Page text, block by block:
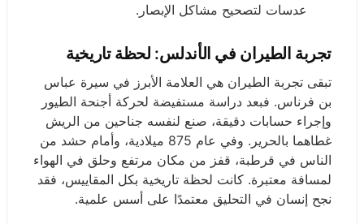
عدسات لتصحيح مشاكل الإبصار.
تجربة الطيران في الأندلس: لحظة تاريخية
تبقى تجربة الطيران هي العلامة الأبرز في سيرة عباس
بن فرناس. فبعد دراسة مستفيضة لحركة أجنحة الطيور
وإجراء حسابات دقيقة، صنع لنفسه جناحين من الريش
غطاهما بالحرير. وفي عام 875 ميلادية، وأمام حشد من
الناس في قرطبة، قفز من مكان مرتفع وحلق في الهواء
لمسافة معتبرة. كانت لحظة تاريخية بكل المقاييس، فقد
نجح إنسان في التحليق معتمدًا على أسس علمية.